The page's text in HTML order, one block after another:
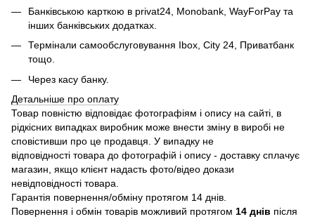
Банківською карткою в privat24, Monobank, WayForPay та
інших банківських додатках.
Термінали самообслуговування Ibox, City 24, Приватбанк
тощо.
Через касу банку.
Детальніше про оплату
Товар повністю відповідає фотографіям і опису на сайті, в
рідкісних випадках виробник може внести зміну в виробі не
сповістивши про це продавця. У випадку не
відповідності товара до фотографій і опису - доставку сплачує
магазин, якщо клієнт надасть фото/відео докази
невідповідності товара.
Гарантія повернення/обміну протягом 14 днів.
Повернення і обмін товарів можливий протягом 14 днів після